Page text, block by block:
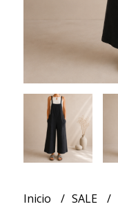
Inicio SALE